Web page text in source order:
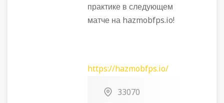
практике в следующем
матче на hazmobfps.io!
https://hazmobfps.io/
33070